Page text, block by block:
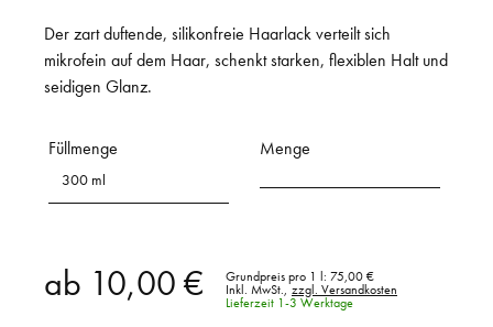
Der zart duftende, silikonfreie Haarlack verteilt sich
mikrofein auf dem Haar, schenkt starken, flexiblen Halt und
seidigen Glanz.
Füllmenge
300 ml
Menge
ab 10,00 € Grundpreis pro 1 l: 75,00 €
Inkl. MwSt.,
zzgl. Versandkosten
Lieferzeit 1-3 Werktage